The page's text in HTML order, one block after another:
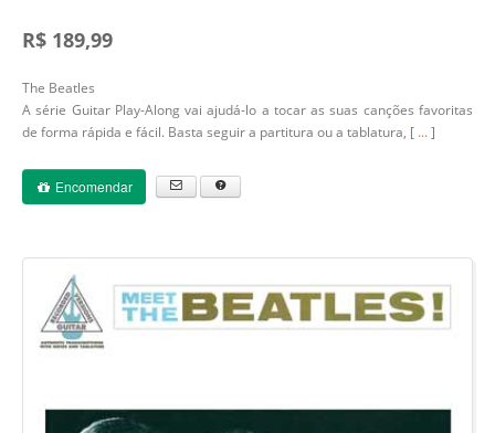
R$ 189,99
The Beatles
A série Guitar Play-Along vai ajudá-lo a tocar as suas canções favoritas
de forma rápida e fácil. Basta seguir a partitura ou a tablatura, [ ...]
Encomendar